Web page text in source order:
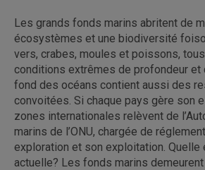
Les grands fonds marins abritent de
écosystèmes et une biodiversité
vers, crabes, moules et poissons,
conditions extrêmes de profondeur et
fond des océans contient aussi des
convoitées. Si chaque pays gère son
zones internationales relèvent de
marins de l’ONU, chargée de
exploration et son exploitation.
actuelle? Les fonds marins